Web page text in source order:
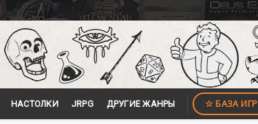
НАСТОЛКИ JRPG ДРУГИЕ ЖАНРЫ ☆ БАЗА ИГР